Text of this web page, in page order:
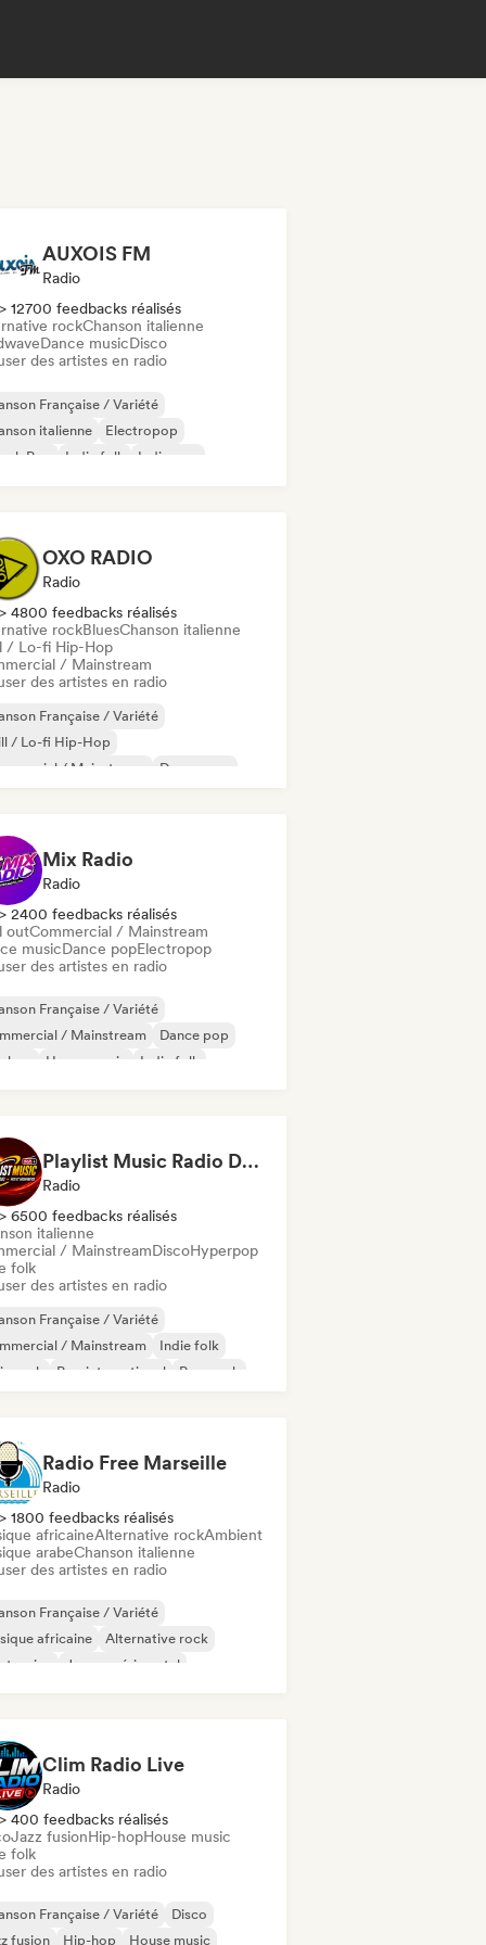
AUXOIS FM
Radio
> 12700 feedbacks réalisés
rockChanson italienne
Dance musicDisco
des artistes en radio
Française / Variété
italienne
Electropop
Pop
Indie folk
Indie pop
OXO RADIO
Radio
> 4800 feedbacks réalisés
rockBluesChanson italienne
/ Lo-fi Hip-Hop
/ Mainstream
des artistes en radio
Française / Variété
/ Lo-fi Hip-Hop
/ Mainstream
Dream pop
Mix Radio
Radio
> 2400 feedbacks réalisés
outCommercial / Mainstream
musicDance popElectropop
des artistes en radio
Française / Variété
/ Mainstream
Dance pop
hop
House music
Indie folk
Playlist Music Radio DAB +
Radio
> 6500 feedbacks réalisés
italienne
/ MainstreamDiscoHyperpop
folk
des artistes en radio
Française / Variété
/ Mainstream
Indie folk
rock
Pop international
Pop punk
Radio Free Marseille
Radio
> 1800 feedbacks réalisés
africaineAlternative rockAmbient
arabeChanson italienne
des artistes en radio
Française / Variété
africaine
Alternative rock
Jazz expérimental
Clim Radio Live
Radio
> 400 feedbacks réalisés
Jazz fusionHip-hopHouse music
folk
des artistes en radio
Française / Variété
Disco
fusion
Hip-hop
House music